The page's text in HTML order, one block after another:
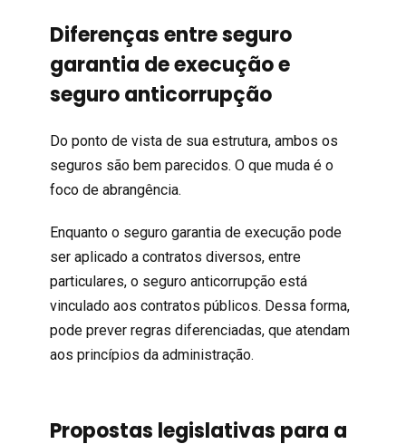
Diferenças entre seguro
garantia de execução e
seguro anticorrupção
Do ponto de vista de sua estrutura, ambos os
seguros são bem parecidos. O que muda é o
foco de abrangência.
Enquanto o seguro garantia de execução pode
ser aplicado a contratos diversos, entre
particulares, o seguro anticorrupção está
vinculado aos contratos públicos. Dessa forma,
pode prever regras diferenciadas, que atendam
aos princípios da administração.
Propostas legislativas para a